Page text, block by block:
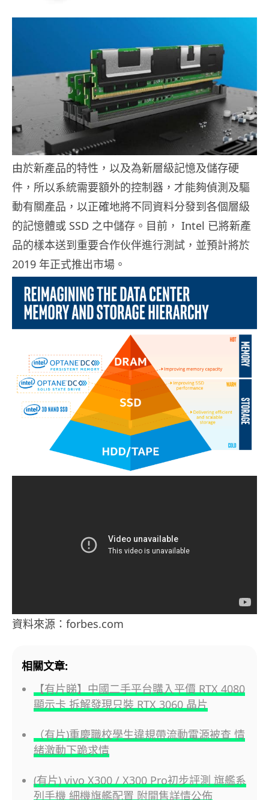
由於新產品的特性，以及為新層級記憶及儲存硬
件，所以系統需要額外的控制器，才能夠偵測及驅
動有關產品，以正確地將不同資料分發到各個層級
的記憶體或 SSD 之中儲存。目前， Intel 已將新產
品的樣本送到重要合作伙伴進行測試，並預計將於
2019 年正式推出市場。
資料來源：forbes.com
相關文章:
【有片睇】中國二手平台購入平價 RTX 4080
顯示卡 拆解發現只裝 RTX 3060 晶片
（有片)重慶職校學生違規帶流動電源被查 情
緒激動下跪求情
(有片) vivo X300 / X300 Pro初步評測 旗艦系
列手機 細機旗艦配置 附開售詳情公佈